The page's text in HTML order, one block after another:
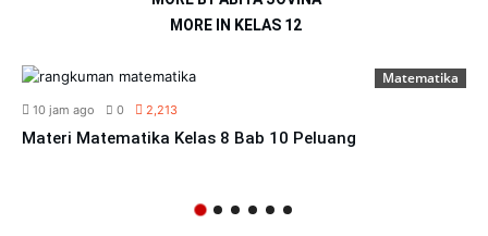
MORE IN KELAS 12
Matematika
10 jam ago 0 2,213
Materi Matematika Kelas 8 Bab 10 Peluang